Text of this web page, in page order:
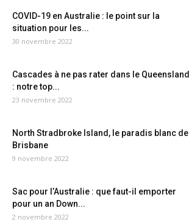
COVID-19 en Australie : le point sur la
situation pour les...
30 novembre 2022
Cascades à ne pas rater dans le Queensland
: notre top...
23 novembre 2022
North Stradbroke Island, le paradis blanc de
Brisbane
9 novembre 2022
Sac pour l’Australie : que faut-il emporter
pour un an Down...
2 novembre 2022